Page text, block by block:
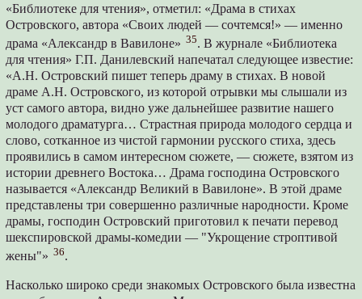
«Библиотеке для чтения», отметил: «Драма в стихах
Островского, автора «Своих людей — сочтемся!» — именно
драма «Александр в Вавилоне» 35. В журнале «Библиотека
для чтения» Г.П. Данилевский напечатал следующее известие:
«А.Н. Островский пишет теперь драму в стихах. В новой
драме А.Н. Островского, из которой отрывки мы слышали из
уст самого автора, видно уже дальнейшее развитие нашего
молодого драматурга… Страстная природа молодого сердца и
слово, сотканное из чистой гармонии русского стиха, здесь
проявились в самом интересном сюжете, — сюжете, взятом из
истории древнего Востока… Драма господина Островского
называется «Александр Великий в Вавилоне». В этой драме
представлены три совершенно различные народности. Кроме
драмы, господин Островский приготовил к печати перевод
шекспировской драмы-комедии — "Укрощение строптивой
жены"» 36.
Насколько широко среди знакомых Островского была известна